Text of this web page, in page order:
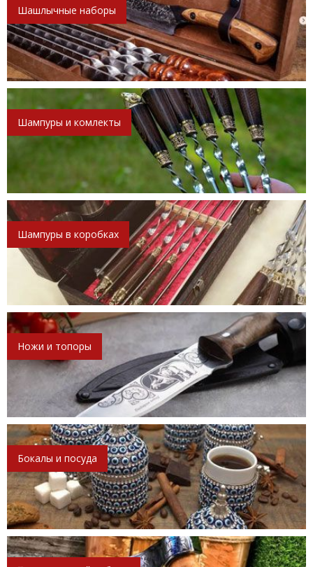
Шашлычные наборы
Шампуры и комлекты
Шампуры в коробках
Ножи и топоры
Бокалы и посуда